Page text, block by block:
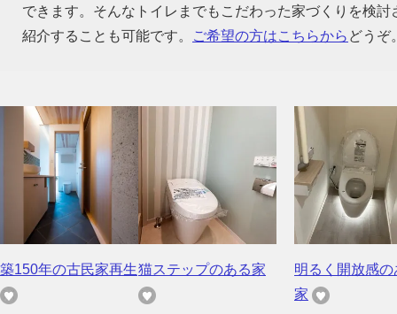
できます。そんなトイレまでもこだわった家づくりを検
紹介することも可能です。
ご希望の方はこちらから どうぞ
築150年の古民家再生猫ステップのある家
明るく開放感の
家